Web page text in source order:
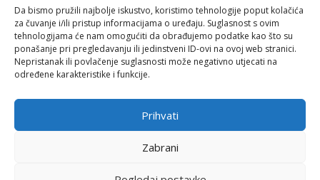
Da bismo pružili najbolje iskustvo, koristimo tehnologije poput kolačića
za čuvanje i/ili pristup informacijama o uređaju. Suglasnost s ovim
tehnologijama će nam omogućiti da obrađujemo podatke kao što su
ponašanje pri pregledavanju ili jedinstveni ID-ovi na ovoj web stranici.
Nepristanak ili povlačenje suglasnosti može negativno utjecati na
određene karakteristike i funkcije.
Prihvati
Zabrani
Email: rimeteoATyahoo.com
Politika privatnosti